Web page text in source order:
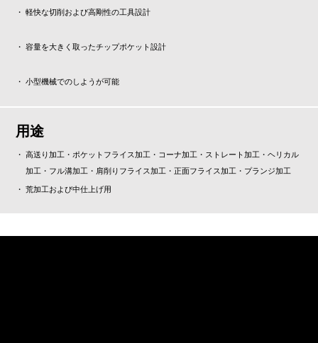
軽快な切削および高剛性の工具設計
容量を大きく取ったチップポケット設計
小型機械でのしようが可能
用途
高送り加工・ポケットフライス加工・コーナ加工・ストレート加工・ヘリカル
加工・フル溝加工・肩削りフライス加工・正面フライス加工・プランジ加工
荒加工および中仕上げ用